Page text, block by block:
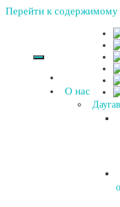
Перейти к содержимому
О нас